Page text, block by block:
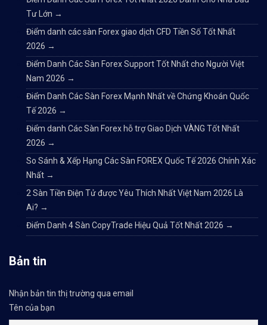
Tư Lớn →
Điểm danh các sàn Forex giao dịch CFD Tiền Số Tốt Nhất
2026 →
Điểm Danh Các Sàn Forex Support Tốt Nhất cho Người Việt
Nam 2026 →
Điểm Danh Các Sàn Forex Mạnh Nhất về Chứng Khoán Quốc
Tế 2026 →
Điểm danh Các Sàn Forex hỗ trợ Giao Dịch VÀNG Tốt Nhất
2026 →
So Sánh & Xếp Hạng Các Sàn FOREX Quốc Tế 2026 Chính Xác
Nhất →
2 Sàn Tiền Điện Tử được Yêu Thích Nhất Việt Nam 2026 Là
Ai? →
Điểm Danh 4 Sàn CopyTrade Hiệu Quả Tốt Nhất 2026 →
Bản tin
Nhận bản tin thị trường qua email
Tên của bạn